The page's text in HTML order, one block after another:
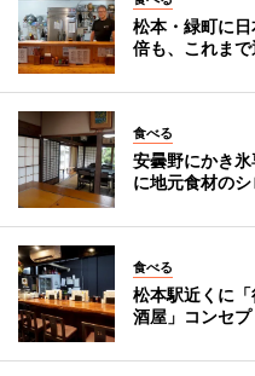
松本・緑町に
倍も、これま
食べる
安曇野にかき
に地元食材の
食べる
松本駅近くに
酒屋」コンセプ